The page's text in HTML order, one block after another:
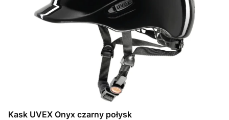
Kask UVEX Onyx czarny połysk